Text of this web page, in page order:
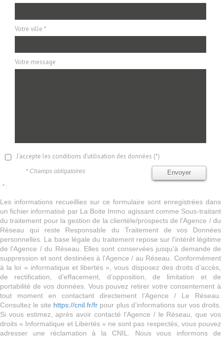
Votre ville *
Votre message
J'accepte les conditions d'utilisation des données (*)
Envoyer
* Champs obligatoires
* :
Les informations recueillies sur ce formulaire sont enregistrées dans
un fichier informatisé par La Boite Immo agissant comme Sous-traitant
du traitement pour la gestion de la clientèle/prospects de l'Agence / du
Réseau qui reste Responsable du Traitement de vos Données
personnelles. La base légale du traitement repose sur l'intérêt légitime
de l'Agence / du Réseau. Elles sont conservées jusqu'à demande de
suppression et sont destinées à l'Agence / au Réseau. Conformément
à la loi « informatique et libertés », vous disposez des droits d’accès,
de rectification, d’effacement, d’opposition, de limitation et de
portabilité de vos données. Vous pouvez retirer votre consentement à
tout moment en contactant directement l’Agence / Le Réseau.
Consultez le site https://cnil.fr/fr pour plus d’informations sur vos droits.
Si vous estimez, après avoir contacté l'Agence / le Réseau, que vos
droits « Informatique et Libertés » ne sont pas respectés, vous pouvez
adresser une réclamation à la CNIL. Nous vous informons de